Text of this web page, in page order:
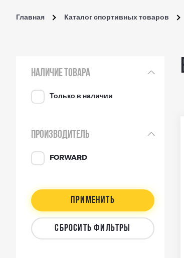
Главная Каталог спортивных товаров
НАЛИЧИЕ ТОВАРА
Только в наличии
ПРОИЗВОДИТЕЛЬ
FORWARD
ПРИМЕНИТЬ
СБРОСИТЬ ФИЛЬТРЫ